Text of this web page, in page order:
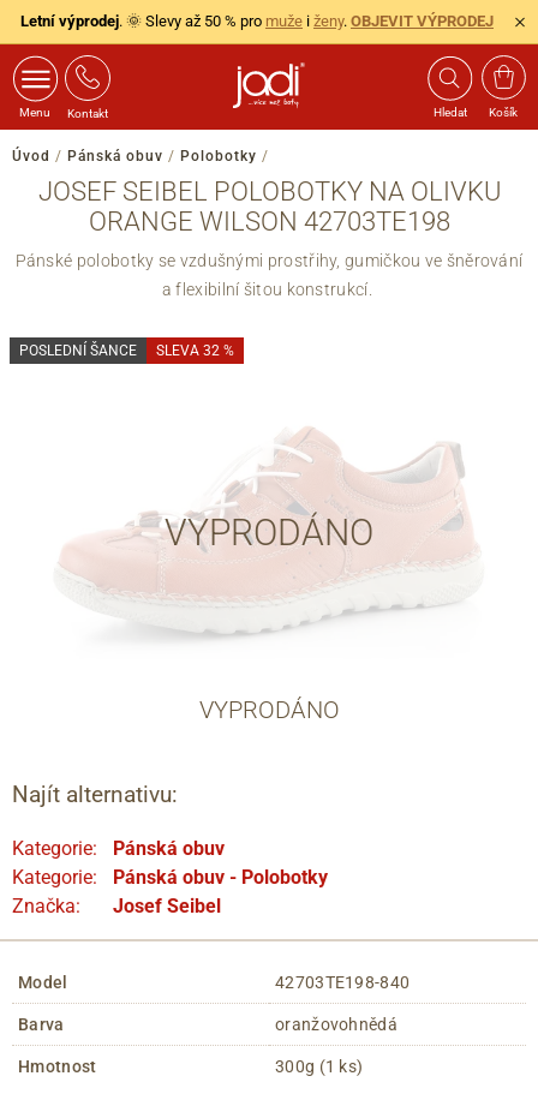
Letní výprodej. 🌞 Slevy až 50 % pro muže i ženy. OBJEVIT VÝPRODEJ
Menu Kontakt Hledat Košík
Úvod / Pánská obuv / Polobotky /
JOSEF SEIBEL POLOBOTKY NA OLIVKU
ORANGE WILSON 42703TE198
Pánské polobotky se vzdušnými prostřihy, gumičkou ve šněrování
a flexibilní šitou konstrukcí.
VYPRODÁNO
POSLEDNÍ ŠANCE SLEVA 32 %
VYPRODÁNO
Najít alternativu:
Kategorie:
Pánská obuv
Kategorie:
Pánská obuv - Polobotky
Značka:
Josef Seibel
Model 42703TE198-840
Barva oranžovohnědá
Hmotnost 300g (1 ks)